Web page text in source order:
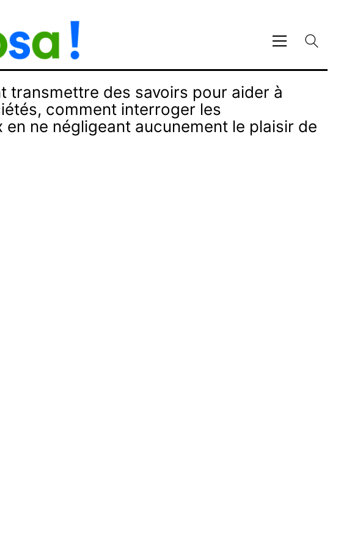
transmettre des savoirs pour aider à
comment interroger les
ne négligeant aucunement le plaisir de